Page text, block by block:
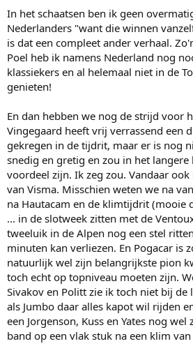
In het schaatsen ben ik geen
Nederlanders "want die winnen
is dat een compleet ander verhaal.
Poel heb ik namens Nederland nog
klassiekers en al helemaal niet in de
genieten!
En dan hebben we nog de strijd voor
Vingegaard heeft vrij verrassend een
gekregen in de tijdrit, maar er is nog
snedig en gretig en zou in het
voordeel zijn. Ik zeg zou. Vandaar
van Visma. Misschien weten we na
na Hautacam en de klimtijdrit (mooie
... in de slotweek zitten met de
tweeluik in de Alpen nog een stel
minuten kan verliezen. En Pogacar is
natuurlijk wel zijn belangrijkste pion
toch echt op topniveau moeten zijn.
Sivakov en Politt zie ik toch niet bij de
als Jumbo daar alles kapot wil rijden
een Jorgenson, Kuss en Yates nog wel
band op een vlak stuk na een klim